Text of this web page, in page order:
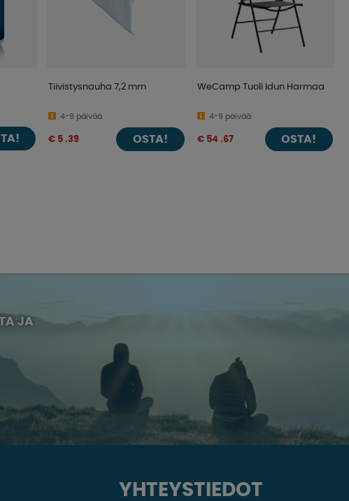
Tiivistysnauha 7,2 mm
4-9 päivää
€ 5 .39 OSTA!
WeCamp Tuoli Idun Harmaa
4-9 päivää
€ 54 .67 OSTA!
JA
YHTEYSTIEDOT